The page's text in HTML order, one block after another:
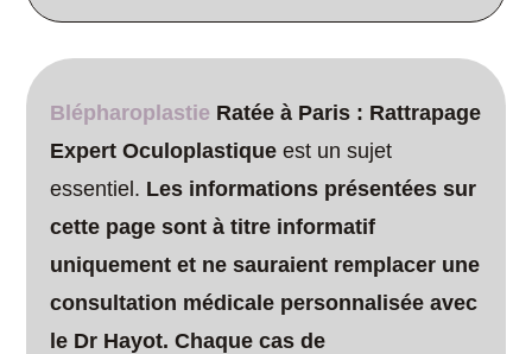
Blépharoplastie Ratée à Paris : Rattrapage
Expert Oculoplastique est un sujet
essentiel. Les informations présentées sur
cette page sont à titre informatif
uniquement et ne sauraient remplacer une
consultation médicale personnalisée avec
le Dr Hayot. Chaque cas de